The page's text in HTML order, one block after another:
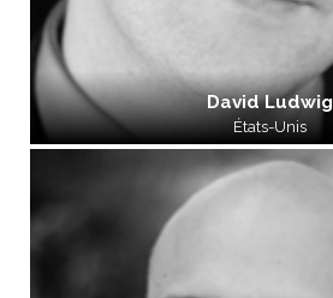
David Ludwig
États-Unis